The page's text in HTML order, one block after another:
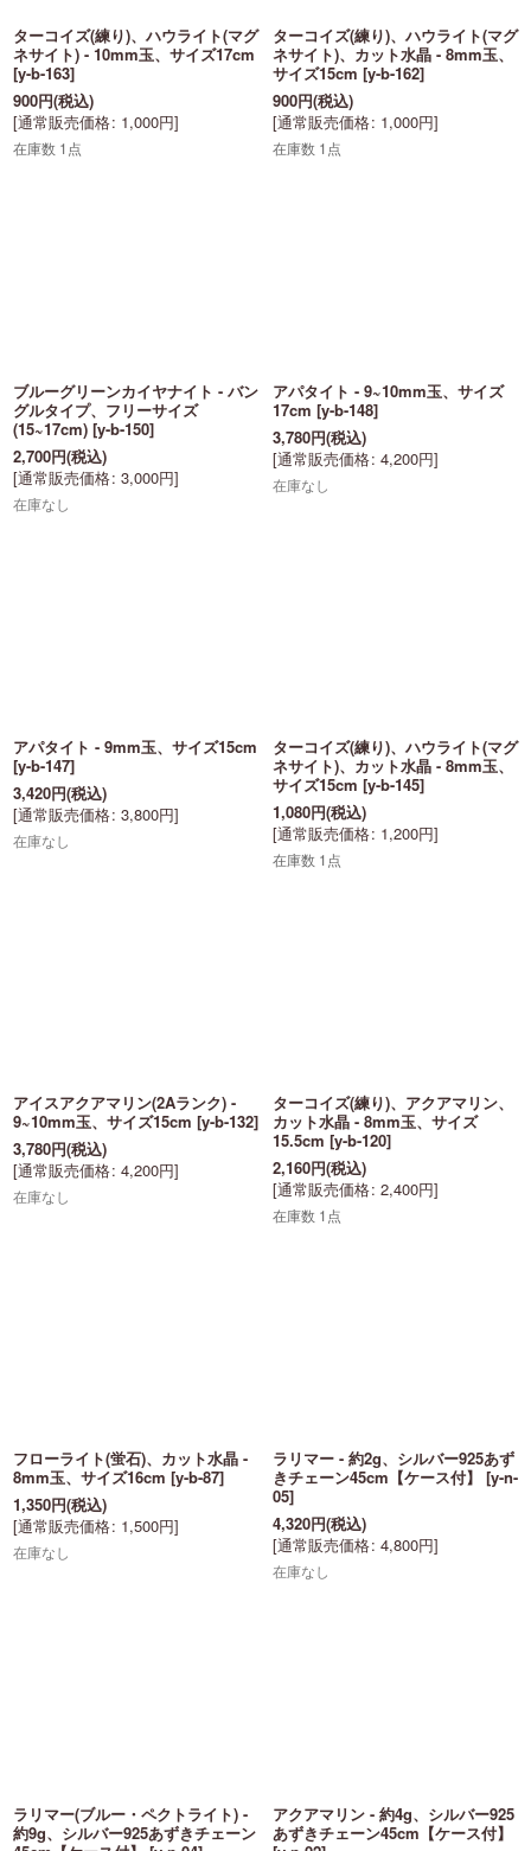
ターコイズ(練り)、ハウライト(マグ
ネサイト) - 10mm玉、サイズ17cm
[y-b-163]
900円(税込)
[通常販売価格: 1,000円]
在庫数 1点
ターコイズ(練り)、ハウライト(マグ
ネサイト)、カット水晶 - 8mm玉、
サイズ15cm [y-b-162]
900円(税込)
[通常販売価格: 1,000円]
在庫数 1点
ブルーグリーンカイヤナイト - バン
グルタイプ、フリーサイズ
(15~17cm) [y-b-150]
2,700円(税込)
[通常販売価格: 3,000円]
在庫なし
アパタイト - 9~10mm玉、サイズ
17cm [y-b-148]
3,780円(税込)
[通常販売価格: 4,200円]
在庫なし
アパタイト - 9mm玉、サイズ15cm
[y-b-147]
3,420円(税込)
[通常販売価格: 3,800円]
在庫なし
ターコイズ(練り)、ハウライト(マグ
ネサイト)、カット水晶 - 8mm玉、
サイズ15cm [y-b-145]
1,080円(税込)
[通常販売価格: 1,200円]
在庫数 1点
アイスアクアマリン(2Aランク) -
9~10mm玉、サイズ15cm [y-b-132]
3,780円(税込)
[通常販売価格: 4,200円]
在庫なし
ターコイズ(練り)、アクアマリン、
カット水晶 - 8mm玉、サイズ
15.5cm [y-b-120]
2,160円(税込)
[通常販売価格: 2,400円]
在庫数 1点
フローライト(蛍石)、カット水晶 -
8mm玉、サイズ16cm [y-b-87]
1,350円(税込)
[通常販売価格: 1,500円]
在庫なし
ラリマー - 約2g、シルバー925あず
きチェーン45cm【ケース付】 [y-n-
05]
4,320円(税込)
[通常販売価格: 4,800円]
在庫なし
ラリマー(ブルー・ペクトライト) -
約9g、シルバー925あずきチェーン
アクアマリン - 約4g、シルバー925
あずきチェーン45cm【ケース付】